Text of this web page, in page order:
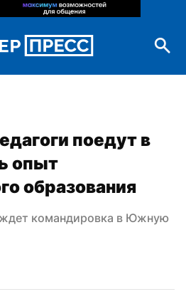
поедут в
опыт
образования
командировка в Южную